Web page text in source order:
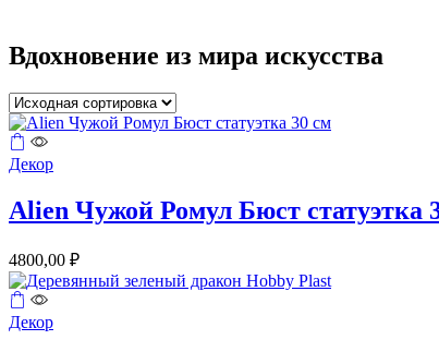
Вдохновение из мира искусства
Декор
Alien Чужой Ромул Бюст статуэтка
4800,00 ₽
Декор